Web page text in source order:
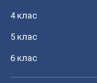
4 клас
5 клас
6 клас